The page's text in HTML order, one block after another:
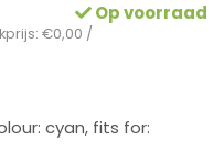
Op voorraad
€0,00 /
cyan, fits for: